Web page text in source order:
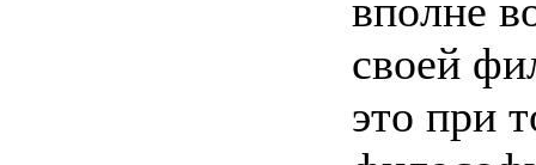
вполне
своей
это при